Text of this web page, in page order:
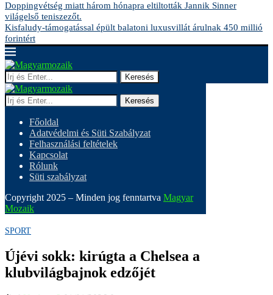
Doppingvétség miatt három hónapra eltiltották Jannik Sinner
világelső teniszezőt.
Kisfaludy-támogatással épült balatoni luxusvillát árulnak 450 millió
forintért
Keresés
Keresés
Főoldal
Adatvédelmi és Süti Szabályzat
Felhasználási feltételek
Kapcsolat
Rólunk
Süti szabályzat
Copyright 2025 – Minden jog fenntartva Magyar
Mozaik
SPORT
Újévi sokk: kirúgta a Chelsea a
klubvilágbajnok edzőjét